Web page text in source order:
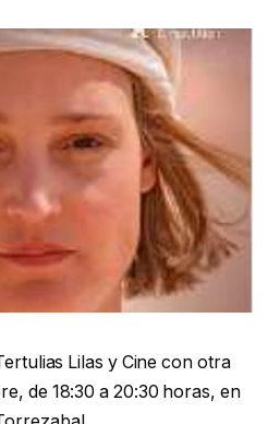
Lilas y Cine con otra
de 18:30 a 20:30 horas, en